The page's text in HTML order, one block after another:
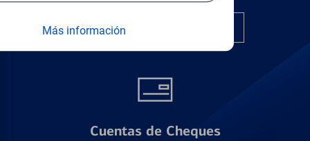
Más información
Encuentre la tarjeta correcta
Cuentas de Cheques